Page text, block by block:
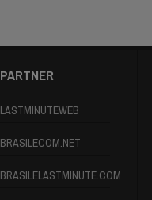
PARTNER
LASTMINUTEWEB
BRASILECOM.NET
BRASILELASTMINUTE.COM